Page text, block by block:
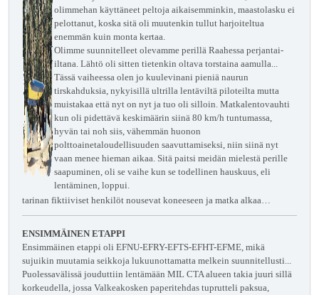
olimmehan käyttäneet peltoja aikaisemminkin, maastolasku ei
pelottanut, koska sitä oli muutenkin tullut harjoiteltua
enemmän kuin monta kertaa.
Olimme suunnitelleet olevamme perillä Raahessa perjantai-
iltana. Lähtö oli sitten tietenkin oltava torstaina aamulla...
Tässä vaiheessa olen jo kuulevinani pieniä naurun
tirskahduksia, nykyisillä ultrilla lentäviltä piloteilta mutta
muistakaa että nyt on nyt ja tuo oli silloin. Matkalentovauhti
kun oli pidettävä keskimäärin siinä 80 km/h tuntumassa,
hyvän tai noh siis, vähemmän huonon
polttoainetaloudellisuuden saavuttamiseksi, niin siinä nyt
vaan menee hieman aikaa. Sitä paitsi meidän mielestä perille
saapuminen, oli se vaihe kun se todellinen hauskuus, eli
lentäminen, loppui.
tarinan fiktiiviset henkilöt nousevat koneeseen ja matka alkaa…
ENSIMMÄINEN ETAPPI
Ensimmäinen etappi oli EFNU-EFRY-EFTS-EFHT-EFME, mikä
sujuikin muutamia seikkoja lukuunottamatta melkein suunnitellusti...
Puolessavälissä jouduttiin lentämään MIL CTA alueen takia juuri sillä
korkeudella, jossa Valkeakosken paperitehdas tuprutteli paksua,